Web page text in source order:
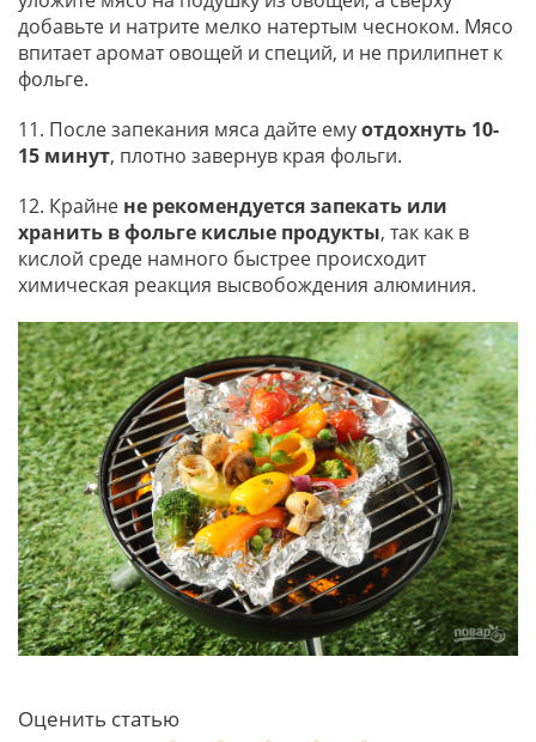
добавьте и натрите мелко натертым чесноком. Мясо
впитает аромат овощей и специй, и не прилипнет к
фольге.
11. После запекания мяса дайте емуотдохнуть 10-
15 минут, плотно завернув края фольги.
12. Крайне не рекомендуется запекать или
хранить в фольге кислые продукты, так как в
кислой среде намного быстрее происходит
химическая реакция высвобождения алюминия.
Оценить статью